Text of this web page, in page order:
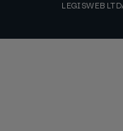
LEGISWEB